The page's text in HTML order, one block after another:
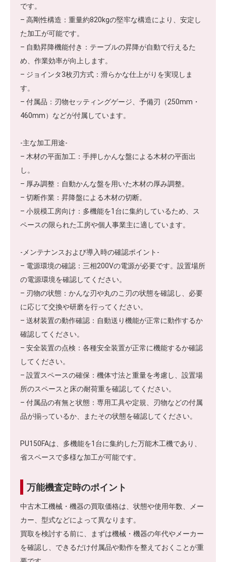
です。
– 高剛性構造：重量約820kgの堅牢な構造により、安定し
た加工が可能です。
– 自動昇降機能付き：テーブルの昇降が自動で行えるた
め、作業効率が向上します。
– ジョインタ3枚刃方式：滑らかな仕上がりを実現しま
す。
– 付属品：刃物セッティングゲージ、予備刃（250mm・
460mm）などが付属しています。
-主な加工用途-
– 木材の平面加工：手押しかんな盤による木材の平面出
し。
– 厚み調整：自動かんな盤を用いた木材の厚み調整。
– 切断作業：昇降盤による木材の切断。
– 小規模工房向け：多機能を1台に集約しているため、ス
ペースの限られた工房や個人事業主に適しています。
-メンテナンスおよび導入時の確認ポイント-
– 電源環境の確認：三相200Vの電源が必要です。設置場所
の電源環境を確認してください。
– 刃物の状態：かんな刃や丸のこ刃の状態を確認し、必要
に応じて交換や研磨を行ってください。
– 送材装置の動作確認：自動送り機能が正常に動作するか
確認してください。
– 安全装置の点検：各種安全装置が正常に機能するか確認
してください。
– 設置スペースの確保：機体寸法と重量を考慮し、設置場
所のスペースと床の耐荷重を確認してください。
– 付属品の有無と状態：専用工具や定規、刃物などの付属
品が揃っているか、またその状態を確認してください。
PU150FAは、多機能を1台に集約した万能木工機であり、
省スペースで多様な加工が可能です。
万能機査定時のポイント
中古木工機械・機器の買取価格は、状態や使用年数、メー
カー、型式などによって異なります。
買取を検討する前に、まずは機械・機器の年代やメーカー
を確認し、できるだけ付属品や動作を整えておくことが重